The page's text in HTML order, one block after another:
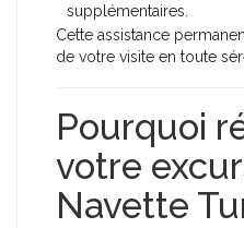
supplémentaires.
Cette assistance
de votre visite en toute
Pourquoi
votre
Navette